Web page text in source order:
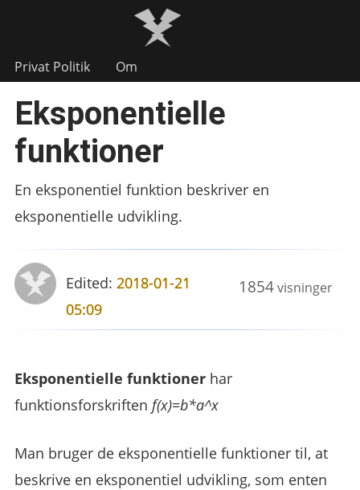
Privat Politik Om
Eksponentielle
funktioner
En eksponentiel funktion beskriver en
eksponentielle udvikling.
1854visninger
Edited:2018-01-21
05:09
Eksponentielle funktioner har
funktionsforskriftenf(x)=b*a^x
Man bruger de eksponentielle funktioner til, at
beskrive en eksponentiel udvikling, som enten